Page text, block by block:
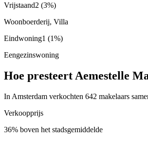
Vrijstaand2 (3%)
Woonboerderij, Villa
Eindwoning1 (1%)
Eengezinswoning
Hoe presteert Aemestelle
In Amsterdam verkochten 642 makelaars
Verkoopprijs
36% boven het stadsgemiddelde